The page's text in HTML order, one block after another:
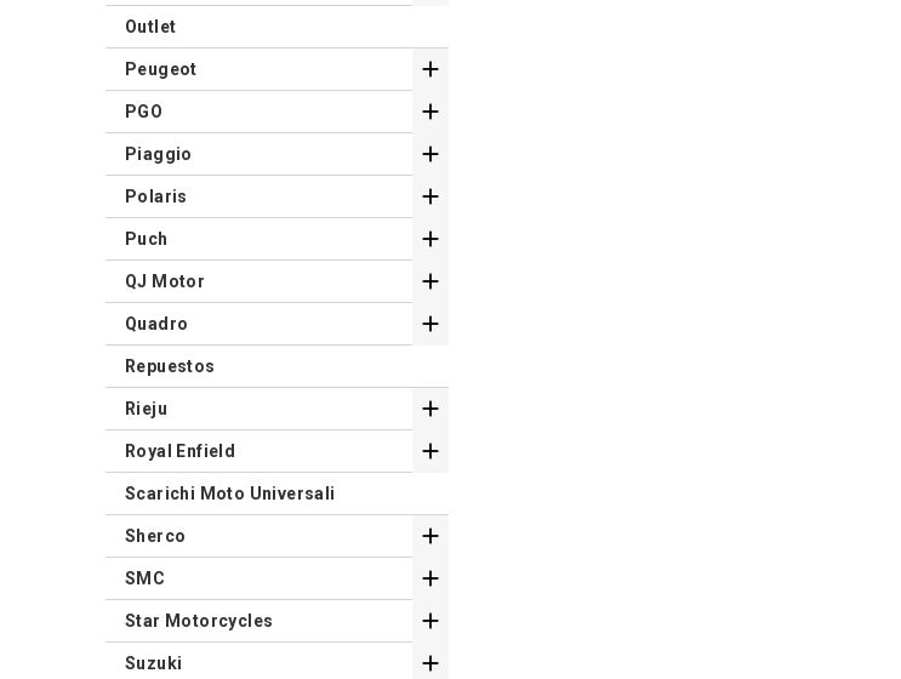
Outlet
Peugeot 
PGO 
Piaggio 
Polaris 
Puch 
QJ Motor 
Quadro 
Repuestos
Rieju 
Royal Enfield 
Scarichi Moto Universali
Sherco 
SMC 
Star Motorcycles 
Suzuki 